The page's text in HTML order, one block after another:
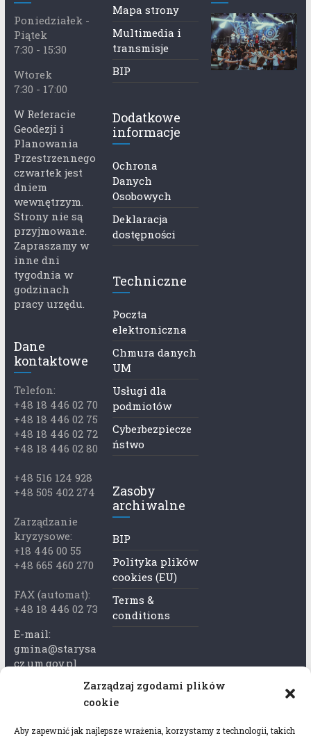
Zarządzaj zgodami plików
cookie
Aby zapewnić jak najlepsze wrażenia, korzystamy z technologii, takich
Poniedziałek -
Piątek
7:30 - 15:30
Wtorek
7:30 - 17:00
W Referacie
Geodezji i
Planowania
Przestrzennego
czwartek jest
dniem
wewnętrzym.
Strony nie są
przyjmowane.
Zapraszamy w
inne dni
tygodnia w
godzinach
pracy urzędu.
Dane
kontaktowe
Telefon:
+48 18 446 02 70
+48 18 446 02 75
+48 18 446 02 72
+48 18 446 02 80
+48 516 124 928
+48 505 402 274
Zarządzanie
kryzysowe:
+18 446 00 55
+48 665 460 270
FAX (automat):
+48 18 446 02 73
E-mail:
gmina@starysa
cz.um.gov.pl
Adres skrzynki
Mapa strony
Multimedia i
transmisje
BIP
Dodatkowe
informacje
Ochrona
Danych
Osobowych
Deklaracja
dostępności
Techniczne
Poczta
elektroniczna
Chmura danych
UM
Usługi dla
podmiotów
Cyberbezpiecze
ństwo
Zasoby
archiwalne
BIP
Polityka plików
cookies (EU)
Terms &
conditions